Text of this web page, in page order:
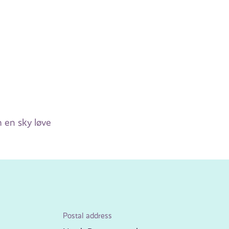
en sky løve
Postal address